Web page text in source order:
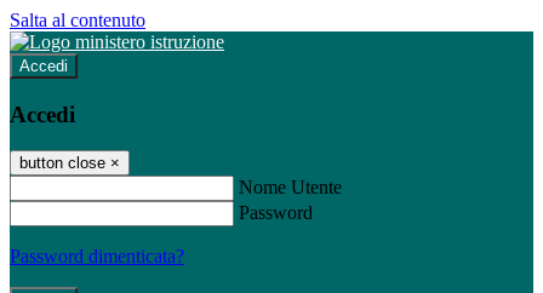
Salta al contenuto
Accedi
Accedi
button close ×
Nome Utente
Password
Password dimenticata?